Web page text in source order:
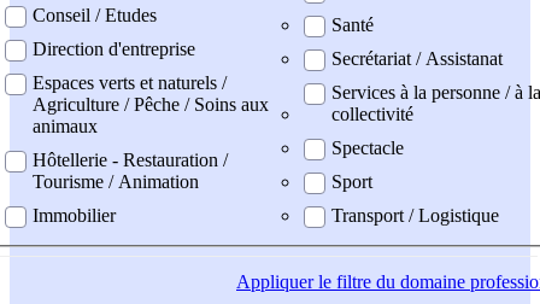
Conseil / Etudes
Direction d'entreprise
Espaces verts et naturels /
Agriculture / Pêche / Soins aux
animaux
Hôtellerie - Restauration /
Tourisme / Animation
Immobilier
Santé
Secrétariat / Assistanat
Services à la personne / à la
collectivité
Spectacle
Sport
Transport / Logistique
Appliquerle filtre du domaine